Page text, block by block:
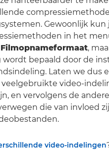
Gewoonlijk kun
in het
Filmopnameformaat,
wordt bepaald door de
Laten we dus
veelgebruikte video-
en vervolgens de andere
die van invloed
video-indelingen